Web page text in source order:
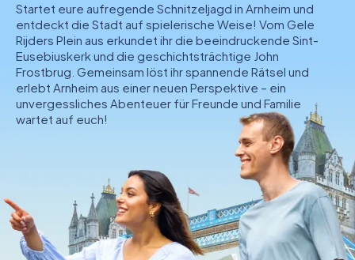
Touren
Teamevent
Tickets
DE
IE
NL
Tickets buchen
Startet eure aufregende Schnitzeljagd in Arnheim und
entdeckt die Stadt auf spielerische Weise! Vom Gele
Rijders Plein aus erkundet ihr die beeindruckende Sint-
Eusebiuskerk und die geschichtsträchtige John
Frostbrug. Gemeinsam löst ihr spannende Rätsel und
erlebt Arnheim aus einer neuen Perspektive – ein
unvergessliches Abenteuer für Freunde und Familie
wartet auf euch!